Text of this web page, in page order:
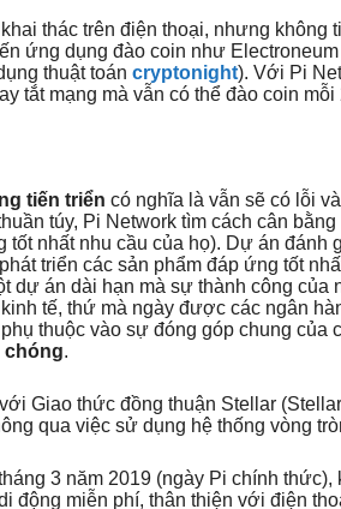
thác trên điện thoại, nhưng
ứng dụng đào coin như
thuật toán cryptonight). Với Pi
tắt mạng mà vẫn có thể đào coin mỗi
tiến triển có nghĩa là vẫn sẽ có lỗi
túy, Pi Network tìm cách cân
nhất nhu cầu của họ). Dự án đánh
triển các sản phẩm đáp ứng tốt
dự án dài hạn mà sự thành công của
tế, thứ mà ngày được các ngân
thuộc vào sự đóng góp chung của
chóng.
với Giao thức đồng thuận Stellar
qua việc sử dụng hệ thống vòng
3 năm 2019 (ngày Pi chính
động miễn phí, thân thiện với điện